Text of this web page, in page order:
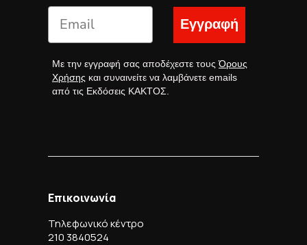
Εγγραφή
Με την εγγραφή σας αποδέχεστε τουςΌρους
Χρήσης και συναινείτε να λαμβάνετε emails
από τις Εκδόσεις ΚΑΚΤΟΣ.
Επικοινωνία
Τηλεφωνικό κέντρο
210 3840524